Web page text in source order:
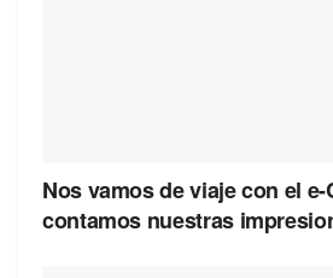
Nos vamos de viaje con el
contamos nuestras